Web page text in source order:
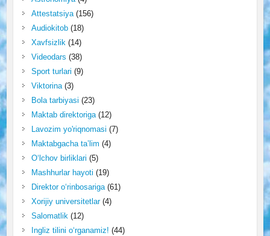
Attestatsiya(156)
Audiokitob(18)
Xavfsizlik(14)
Videodars (38)
Sport turlari (9)
Viktorina(3)
Bola tarbiyasi (23)
Maktab direktoriga(12)
Lavozim yo'riqnomasi (7)
Maktabgacha ta’lim (4)
O‘lchov birliklari (5)
Mashhurlar hayoti (19)
Direktor o‘rinbosariga(61)
Xorijiy universitetlar(4)
Salomatlik(12)
Ingliz tilini o‘rganamiz! (44)